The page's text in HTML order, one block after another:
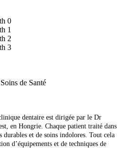
de Santé
dentaire est dirigée par le Dr
en Hongrie. Chaque patient traité dans
durables et de soins indolores. Tout cela
d’équipements et de techniques de